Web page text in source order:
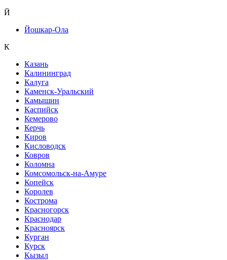
Й
Йошкар-Ола
К
Казань
Калининград
Калуга
Каменск-Уральский
Камышин
Каспийск
Кемерово
Керчь
Киров
Кисловодск
Ковров
Коломна
Комсомольск-на-Амуре
Копейск
Королев
Кострома
Красногорск
Краснодар
Красноярск
Курган
Курск
Кызыл